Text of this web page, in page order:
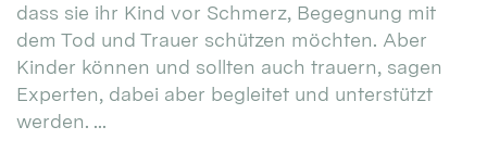
dass sie ihr Kind vor Schmerz, Begegnung mit
dem Tod und Trauer schützen möchten. Aber
Kinder können und sollten auch trauern, sagen
Experten, dabei aber begleitet und unterstützt
werden. ...